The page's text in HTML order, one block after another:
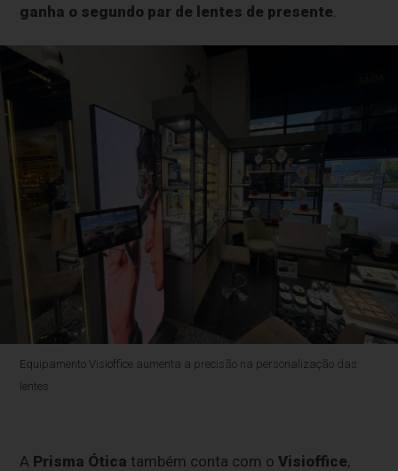
ganha o segundo par de lentes de presente.
Equipamento Visioffice aumenta a precisão na personalização das
lentes
A Prisma Ótica também conta com oVisioffice,